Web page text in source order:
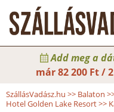
Add meg a
már82 200 Ft /
SzállásVadász.hu >> Balaton
Hotel Golden Lake Resort>>